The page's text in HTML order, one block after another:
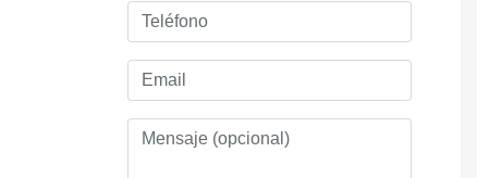
Teléfono
Email
Mensaje